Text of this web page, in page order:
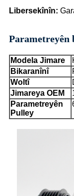
Libersekînîn:
Parametreyên
Modela Jimare
Bikaranînî
Woltî
Jimareya OEM
Parametreyên
Pulley